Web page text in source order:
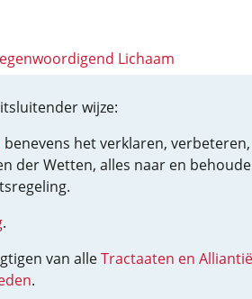
Lichaam
wijze:
benevens het verklaren, verbeteren,
der Wetten, alles naar en
.
van alleTractaaten en
.